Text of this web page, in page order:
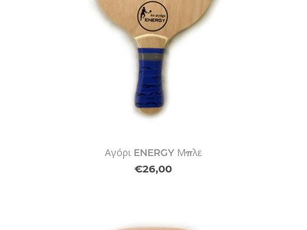
Αγόρι ENERGY Μπλε
€26,00